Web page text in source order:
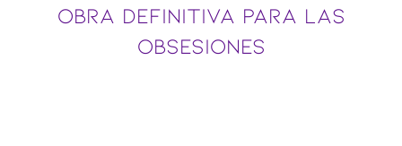
OBRA DEFINITIVA PARA LAS
OBSESIONES